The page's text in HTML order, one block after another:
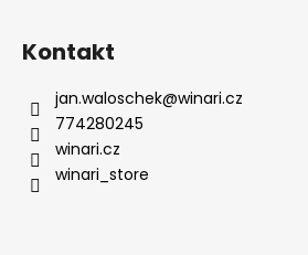
Kontakt
jan.waloschek@winari.cz
774280245
winari.cz
winari_store